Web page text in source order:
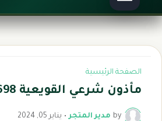
الصفحة الرئيسية
مأذون شرعي القويعية 0504560698
by مدير المتجر • يناير 05, 2024